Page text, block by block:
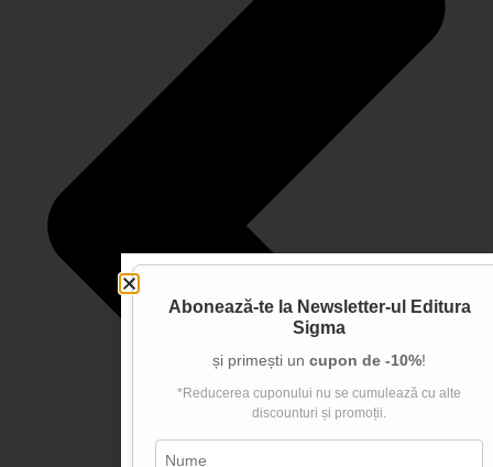
Abonează-te la Newsletter-ul Editura
Sigma
și primești un cupon de -10%!
*Reducerea cuponului nu se cumulează cu alte
discounturi și promoții.